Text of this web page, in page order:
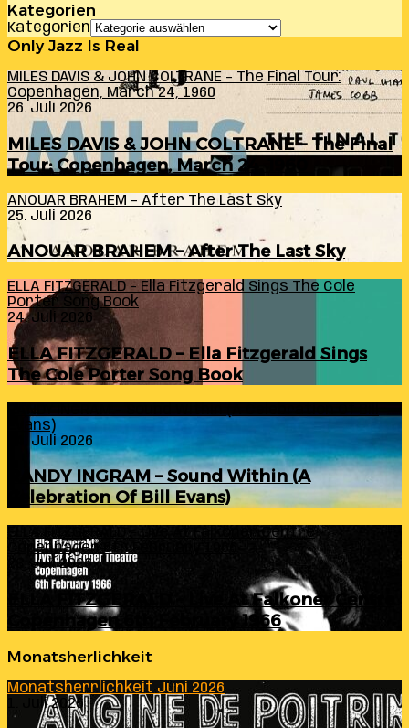
Kategorien
Kategorien
Only Jazz Is Real
MILES DAVIS & JOHN COLTRANE – The Final Tour:
Copenhagen, March 24, 1960
26. Juli 2026
MILES DAVIS & JOHN COLTRANE – The Final
Tour: Copenhagen, March 24, 1960
ANOUAR BRAHEM – After The Last Sky
25. Juli 2026
ANOUAR BRAHEM – After The Last Sky
ELLA FITZGERALD – Ella Fitzgerald Sings The Cole
Porter Song Book
24. Juli 2026
ELLA FITZGERALD – Ella Fitzgerald Sings
The Cole Porter Song Book
Evans)
24. Juli 2026
RANDY INGRAM – Sound Within (A
Celebration Of Bill Evans)
ELLA FITZGERALD – Live At Falkoner Centre
Copenhagen 6th February 1966
23. Juli 2026
ELLA FITZGERALD – Live At Falkoner Centre
Copenhagen 6th February 1966
Monatsherlichkeit
Monatsherrlichkeit Juni 2026
1. Juli 2026